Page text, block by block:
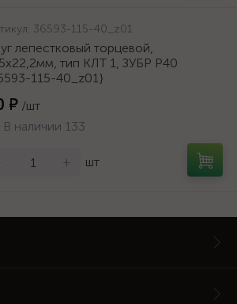
36593-115-40_z01
лепестковый торцевой,
тип КЛТ 1, ЗУБР P40
115-40_z01}
₽ /шт
В наличии 133
+ шт